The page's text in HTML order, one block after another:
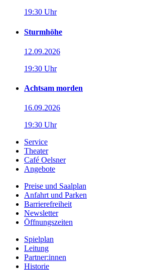
19:30 Uhr
Sturmhöhe
12.09.2026
19:30 Uhr
Achtsam morden
16.09.2026
19:30 Uhr
Service
Theater
Café Oelsner
Angebote
Preise und Saalplan
Anfahrt und Parken
Barrierefreiheit
Newsletter
Öffnungszeiten
Spielplan
Leitung
Partner:innen
Historie